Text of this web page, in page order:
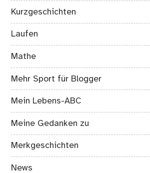
Kurzgeschichten
Laufen
Mathe
Mehr Sport für Blogger
Mein Lebens-ABC
Meine Gedanken zu
Merkgeschichten
News